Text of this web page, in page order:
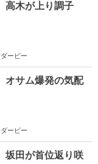
高木が上り調子
ービー
オサム爆発の気配
ービー
坂田が首位返り咲